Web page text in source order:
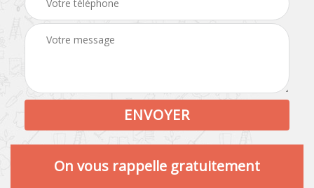
On vous rappelle gratuitement